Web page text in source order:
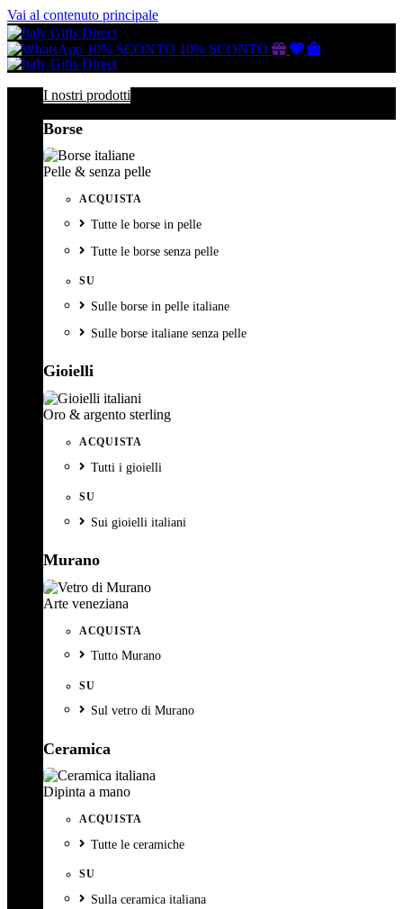
Vai al contenuto principale
10% SCONTO 10% SCONTO
Buono
ListaCarrello
I nostri prodotti
Borse
Pelle & senza pelle
ACQUISTA
Tutte le borse in pelle
Tutte le borse senza pelle
SU
Sulle borse in pelle italiane
Sulle borse italiane senza pelle
Gioielli
Oro & argento sterling
ACQUISTA
Tutti i gioielli
SU
Sui gioielli italiani
Murano
Arte veneziana
ACQUISTA
Tutto Murano
SU
Sul vetro di Murano
Ceramica
Dipinta a mano
ACQUISTA
Tutte le ceramiche
SU
Sulla ceramica italiana